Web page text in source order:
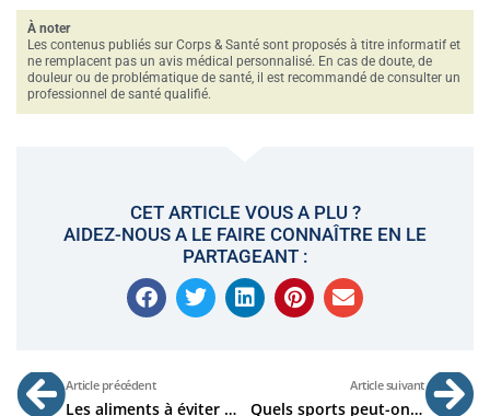
À noter
Les contenus publiés sur Corps & Santé sont proposés à titre informatif et
ne remplacent pas un avis médical personnalisé. En cas de doute, de
douleur ou de problématique de santé, il est recommandé de consulter un
professionnel de santé qualifié.
CET ARTICLE VOUS A PLU ?
AIDEZ-NOUS A LE FAIRE CONNAÎTRE EN LE
PARTAGEANT :
Précédent
Article précédent
Les aliments à éviter pour ne plus être ballonné(e)
Article suivant
Quels sports peut-on pratiquer avec un mal de dos ?